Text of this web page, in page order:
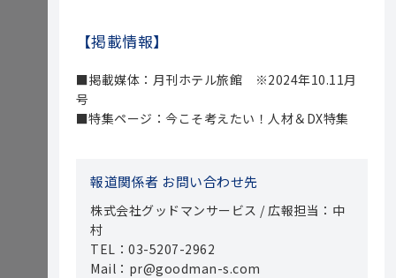
【掲載情報】
■掲載媒体：月刊ホテル旅館 ※2024年10.11月
号
■特集ページ：今こそ考えたい！人材＆DX特集
報道関係者 お問い合わせ先
株式会社グッドマンサービス / 広報担当：中
村
TEL：03-5207-2962
Mail：pr@goodman-s.com